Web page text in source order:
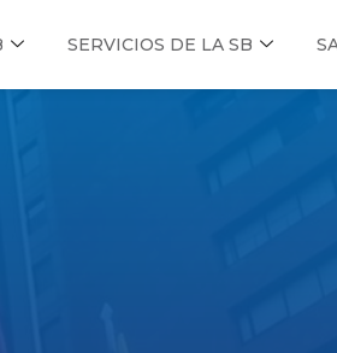
SERVICIOS DE LA SB